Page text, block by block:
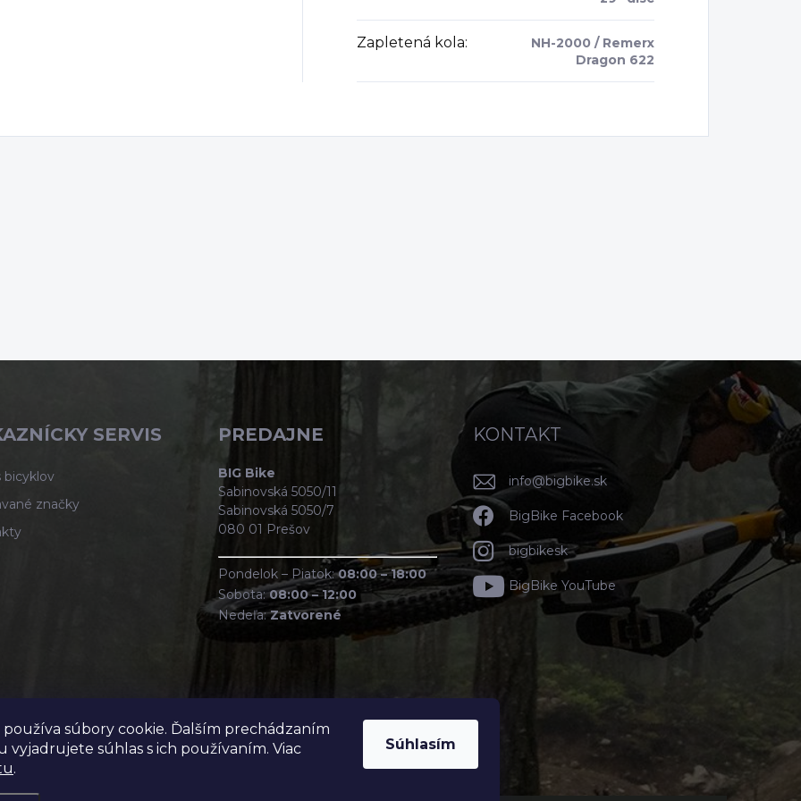
súbory cookie. Ďalším prechádzaním
vyjadrujete súhlas s ich používaním. Viac
.
Súhlasím
Zapletená kola:
NH-2000 / Remerx
Dragon 622
SERVIS
bicyklov
značky
PREDAJNE
BIG Bike
Sabinovská 5050/11
Sabinovská 5050/7
080 01 Prešov
Pondelok – Piatok:08:00 – 18:00
Sobota:08:00 – 12:00
Nedeľa:Zatvorené
KONTAKT
info@bigbike.sk
BigBike Facebook
bigbikesk
BigBike YouTube